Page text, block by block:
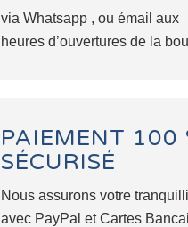
via Whatsapp , ou émail aux
heures d’ouvertures de la
PAIEMENT 100
SÉCURISÉ
Nous assurons votre
avec PayPal et Cartes